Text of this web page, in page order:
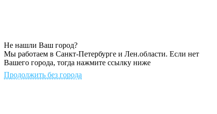
Не нашли Ваш город?
Мы работаем в Санкт-Петербурге и Лен.области. Если нет
Вашего города, тогда нажмите ссылку ниже
Продолжить без города